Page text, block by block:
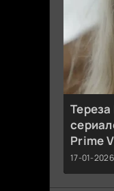
Prime
17-01-2026